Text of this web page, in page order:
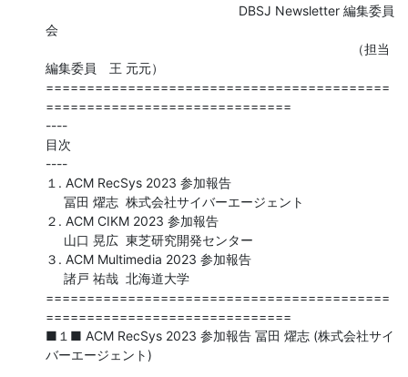
会
（担当
編集委員　王 元元）
==========================================
==============================
----
目次
----
１. ACM RecSys 2023 参加報告
２. ACM CIKM 2023 参加報告
３. ACM Multimedia 2023 参加報告
==========================================
==============================
■１■ ACM RecSys 2023 参加報告 冨田 燿志 (株式会社サイ
バーエージェント)